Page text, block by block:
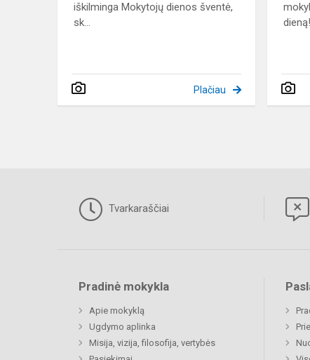
iškilminga Mokytojų dienos šventė,
sk...
Plačiau
dieną!
Tvarkaraščiai
Pradinė mokykla
Apie mokyklą
Ugdymo aplinka
Misija, vizija, filosofija, vertybės